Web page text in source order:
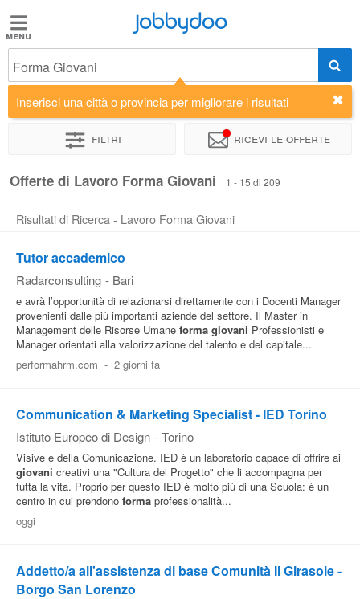
Jobbydoo
Offerte
di
lavoro
Elenco
Blog
Offerte
Area
Aziende
Jobbydoo
Forma Giovani
Inserisci una città o provincia per migliorare i risultati
Filtri Ricevi le offerte
Offerte di Lavoro Forma Giovani 1 - 15 di 209
Risultati di Ricerca - Lavoro Forma Giovani
Tutor accademico
Radarconsulting - Bari
e avrà l’opportunità di relazionarsi direttamente con i Docenti Manager
provenienti dalle più importanti aziende del settore. Il Master in
Management delle Risorse Umane forma giovani Professionisti e
Manager orientati alla valorizzazione del talento e del capitale...
performahrm.com - 2 giorni fa
Communication & Marketing Specialist - IED Torino
Istituto Europeo di Design - Torino
Visive e della Comunicazione. IED è un laboratorio capace di offrire ai
giovani creativi una "Cultura del Progetto" che li accompagna per
tutta la vita. Proprio per questo IED è molto più di una Scuola: è un
centro in cui prendono forma professionalità...
oggi
Addetto/a all'assistenza di base Comunità Il Girasole -
Borgo San Lorenzo